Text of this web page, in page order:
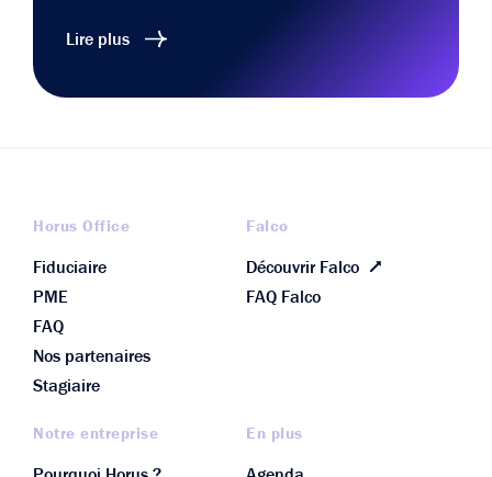
Lire plus
Horus Office
Fiduciaire
PME
FAQ
Nos partenaires
Stagiaire
Falco
Découvrir Falco
FAQ Falco
Notre entreprise En plus